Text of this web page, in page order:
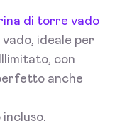
di torre vado
ideale per
con
anche